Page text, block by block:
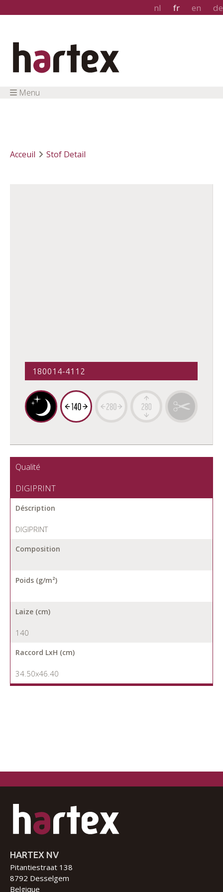
nl fr en de
Menu
Acceuil Stof Detail
180014-4112
Qualité
DIGIPRINT
Déscription
DIGIPRINT
Composition
Poids (g/m²)
Laize (cm)
140
Raccord LxH (cm)
34.50x46.40
HARTEX NV
Pitantiestraat 138
8792 Desselgem
Belgique